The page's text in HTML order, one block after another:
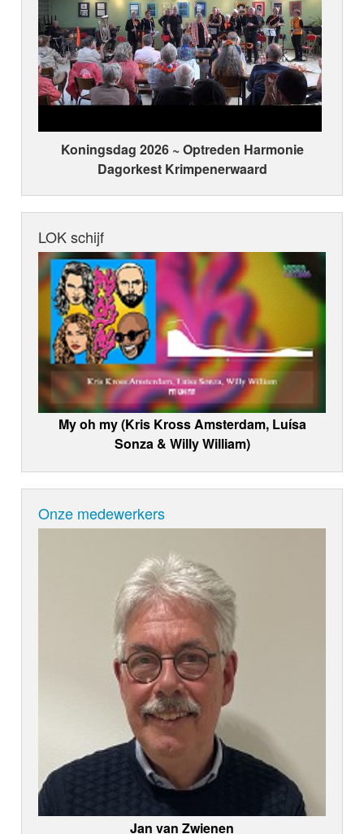
Koningsdag 2026 ~ Optreden Harmonie
Dagorkest Krimpenerwaard
LOK schijf
My oh my (Kris Kross Amsterdam, Luísa
Sonza & Willy William)
Onze medewerkers
Jan van Zwienen